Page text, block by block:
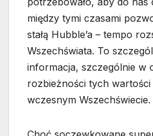
między tymi czasami
stałą Hubble’a – tempo
Wszechświata. To
informacja, szczególnie w
rozbieżności tych
wczesnym Wszechświecie.